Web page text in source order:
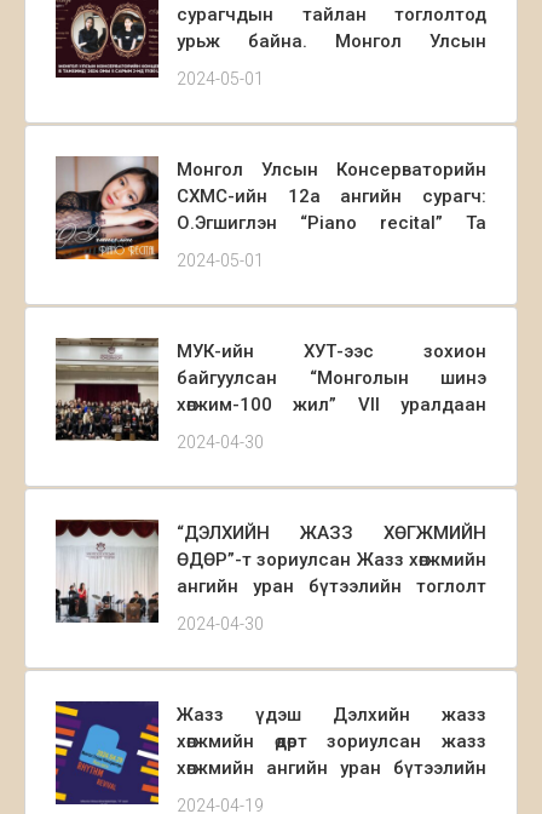
сурагчдын тайлан тоглолтод
урьж байна. Монгол Улсын
Консерваторийн Концертын Б
17:30 цагт
2024-05-01
Монгол Улсын Консерваторийн
СХМС-ийн 12а ангийн сурагч:
О.Эгшиглэн “Piano recital” Та
бүхнийг урьж байна.
2024-05-01
МУК-ийн ХУТ-ээс зохион
байгуулсан “Монголын шинэ
хөгжим-100 жил” VII уралдаан
амжилттай зохион байгуулагдаж
нийт сурагчдадаа халуун баяр
зөвхөн ахлах анги болон
бакалаврын түвшний оюутан
сурагчдыг хамарснаараа онцлог
байлаа.
2024-04-30
“ДЭЛХИЙН ЖАЗЗ ХӨГЖМИЙН
ӨДӨР”-т зориулсан Жазз хөгжмийн
ангийн уран бүтээлийн тоглолт
2024.04.29 өдөр амжилттай
2024-04-30
Жазз үдэш Дэлхийн жазз
хөгжмийн өдөрт зориулсан жазз
хөгжмийн ангийн уран бүтээлийн
тоглолтод та бүхнийг урьж байна.
2024-04-19